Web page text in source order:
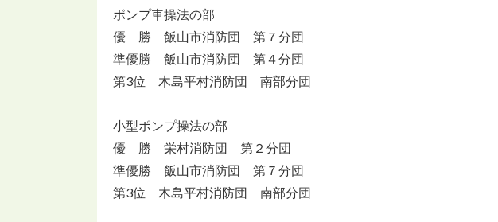
ポンプ車操法の部
優 勝 飯山市消防団 第７分団
準優勝 飯山市消防団 第４分団
第3位 木島平村消防団 南部分団
小型ポンプ操法の部
優 勝 栄村消防団 第２分団
準優勝 飯山市消防団 第７分団
第3位 木島平村消防団 南部分団